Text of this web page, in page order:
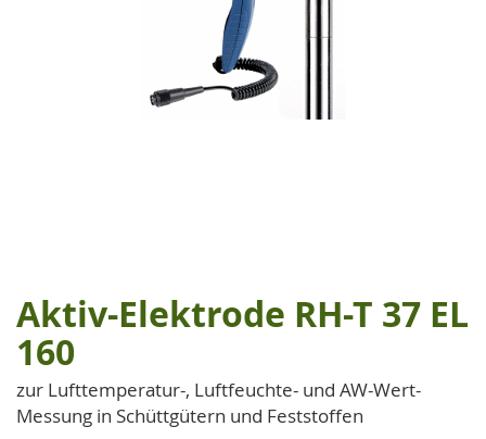
Zum
Anfang
der
Bildgalerie
springen
Aktiv-Elektrode RH-T 37 EL
160
zur Lufttemperatur-, Luftfeuchte- und AW-Wert-
Messung in Schüttgütern und Feststoffen